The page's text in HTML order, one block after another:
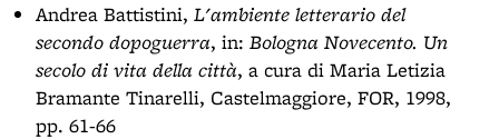
Andrea Battistini, L'ambiente letterario del
secondo dopoguerra, in: Bologna Novecento. Un
secolo di vita della città, a cura di Maria Letizia
Bramante Tinarelli, Castelmaggiore, FOR, 1998,
pp. 61-66